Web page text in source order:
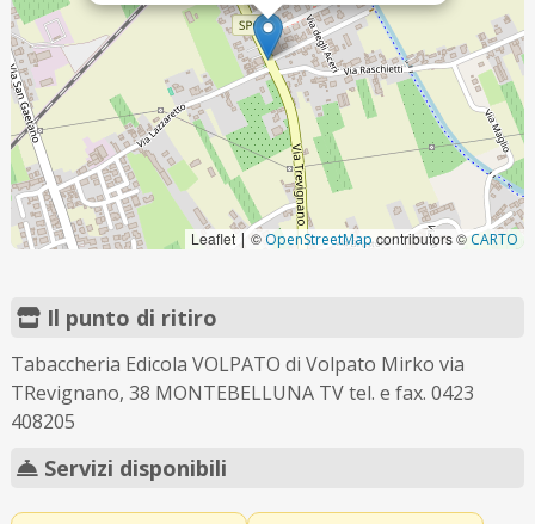
Leaflet | © OpenStreetMapcontributors ©CARTO
Il punto di ritiro
Tabaccheria Edicola VOLPATO di Volpato Mirko via
TRevignano, 38 MONTEBELLUNA TV tel. e fax. 0423
408205
Servizi disponibili